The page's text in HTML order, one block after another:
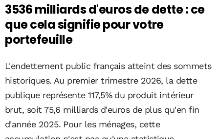
3536 milliards d'euros de dette : ce
que cela signifie pour votre
portefeuille
L'endettement public français atteint des sommets
historiques. Au premier trimestre 2026, la dette
publique représente 117,5% du produit intérieur
brut, soit 75,6 milliards d'euros de plus qu'en fin
d'année 2025. Pour les ménages, cette